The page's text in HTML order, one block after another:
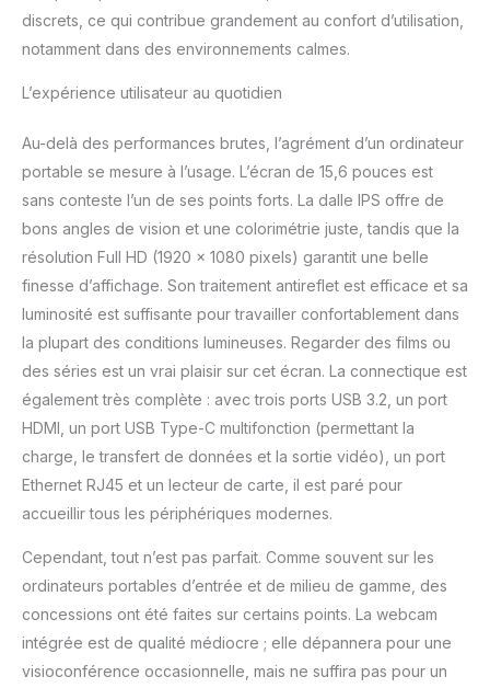
toujours en ligne,
contactez-nous sur Amazon
discrets, ce qui contribue grandement au confort d’utilisation,
notamment dans des environnements calmes.
L’expérience utilisateur au quotidien
Au-delà des performances brutes, l’agrément d’un ordinateur
portable se mesure à l’usage. L’écran de 15,6 pouces est
sans conteste l’un de ses points forts. La dalle IPS offre de
bons angles de vision et une colorimétrie juste, tandis que la
résolution Full HD (1920 x 1080 pixels) garantit une belle
finesse d’affichage. Son traitement antireflet est efficace et sa
luminosité est suffisante pour travailler confortablement dans
la plupart des conditions lumineuses. Regarder des films ou
des séries est un vrai plaisir sur cet écran. La connectique est
également très complète : avec trois ports USB 3.2, un port
HDMI, un port USB Type-C multifonction (permettant la
charge, le transfert de données et la sortie vidéo), un port
Ethernet RJ45 et un lecteur de carte, il est paré pour
accueillir tous les périphériques modernes.
Cependant, tout n’est pas parfait. Comme souvent sur les
ordinateurs portables d’entrée et de milieu de gamme, des
concessions ont été faites sur certains points. La webcam
intégrée est de qualité médiocre ; elle dépannera pour une
visioconférence occasionnelle, mais ne suffira pas pour un